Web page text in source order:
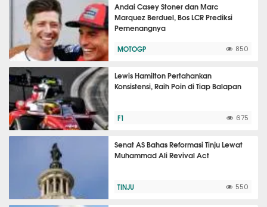
Andai Casey Stoner dan Marc
Marquez Berduel, Bos LCR Prediksi
Pemenangnya
MOTOGP 850
Lewis Hamilton Pertahankan
Konsistensi, Raih Poin di Tiap Balapan
F1 675
Senat AS Bahas Reformasi Tinju Lewat
Muhammad Ali Revival Act
TINJU 550